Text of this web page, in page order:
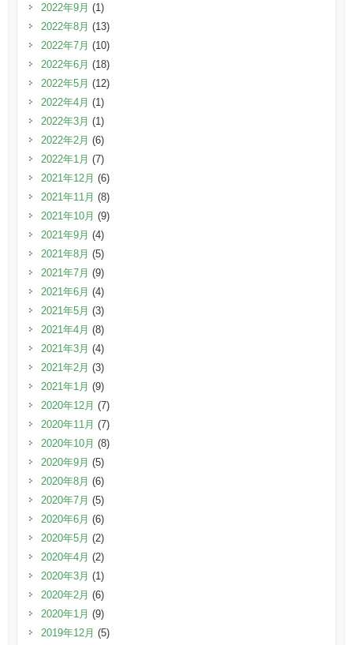
2022年9月 (1)
2022年8月 (13)
2022年7月 (10)
2022年6月 (18)
2022年5月 (12)
2022年4月 (1)
2022年3月 (1)
2022年2月 (6)
2022年1月 (7)
2021年12月 (6)
2021年11月 (8)
2021年10月 (9)
2021年9月 (4)
2021年8月 (5)
2021年7月 (9)
2021年6月 (4)
2021年5月 (3)
2021年4月 (8)
2021年3月 (4)
2021年2月 (3)
2021年1月 (9)
2020年12月 (7)
2020年11月 (7)
2020年10月 (8)
2020年9月 (5)
2020年8月 (6)
2020年7月 (5)
2020年6月 (6)
2020年5月 (2)
2020年4月 (2)
2020年3月 (1)
2020年2月 (6)
2020年1月 (9)
2019年12月 (5)